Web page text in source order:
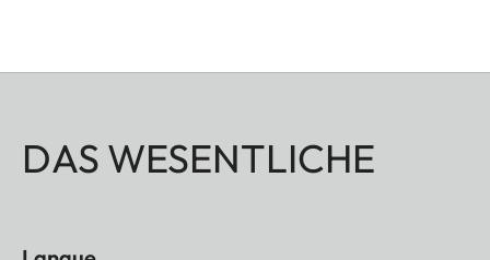
DAS WESENTLICHE